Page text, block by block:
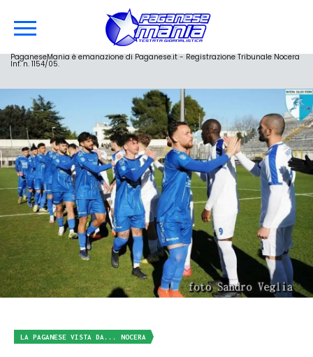
PaganeseMania è emanazione di Paganese.it - Registrazione Tribunale Nocera
Inf. n. 1154/05.
LA PAGANESE VISTA DA... NOCERA